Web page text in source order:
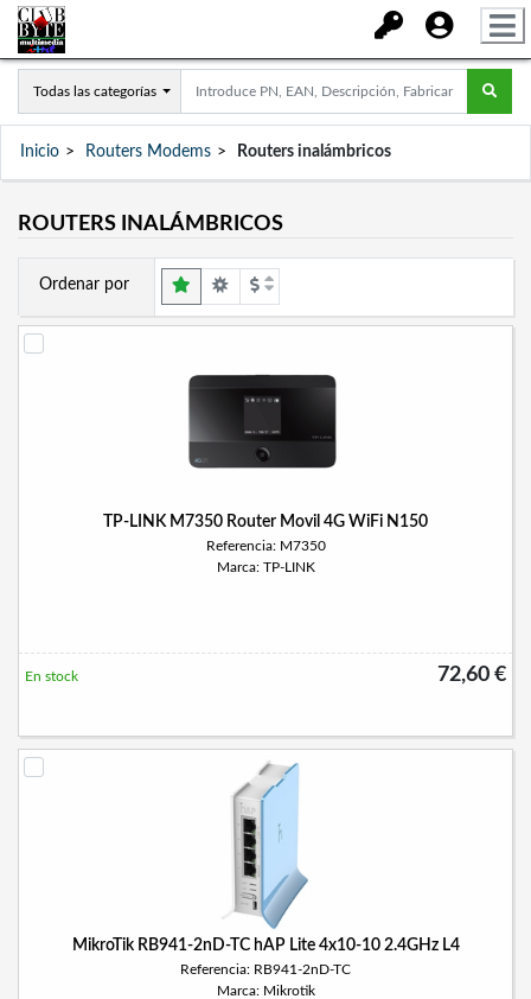
Todas las categorías
Inicio Routers Modems Routers inalámbricos
ROUTERS INALÁMBRICOS
Ordenar por
TP-LINK M7350 Router Movil 4G WiFi N150
Referencia: M7350
Marca: TP-LINK
72,60 €
En stock
MikroTik RB941-2nD-TC hAP Lite 4x10-10 2.4GHz L4
Referencia: RB941-2nD-TC
Marca: Mikrotik